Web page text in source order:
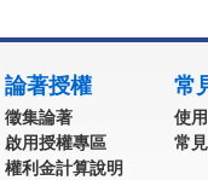
論著授權
徵集論著
啟用授權專區
權利金計算說明
常
使
常